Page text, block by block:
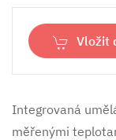
Vložit
Integrovaná
měřenými